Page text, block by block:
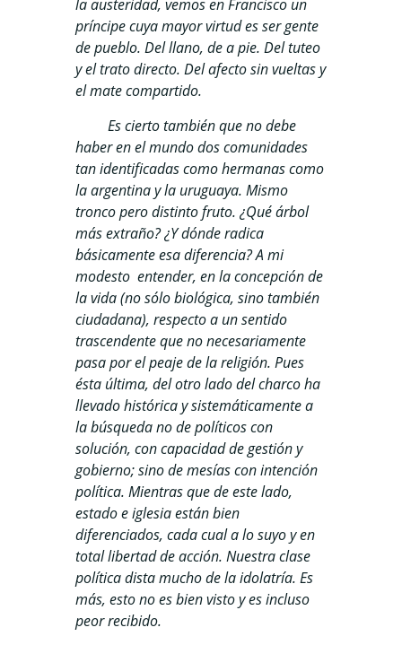
la austeridad, vemos en Francisco un
príncipe cuya mayor virtud es ser gente
de pueblo. Del llano, de a pie. Del tuteo
y el trato directo. Del afecto sin vueltas y
el mate compartido.
Es cierto también que no debe
haber en el mundo dos comunidades
tan identificadas como hermanas como
la argentina y la uruguaya. Mismo
tronco pero distinto fruto. ¿Qué árbol
más extraño? ¿Y dónde radica
básicamente esa diferencia? A mi
modesto entender, en la concepción de
la vida (no sólo biológica, sino también
ciudadana), respecto a un sentido
trascendente que no necesariamente
pasa por el peaje de la religión. Pues
ésta última, del otro lado del charco ha
llevado histórica y sistemáticamente a
la búsqueda no de políticos con
solución, con capacidad de gestión y
gobierno; sino de mesías con intención
política. Mientras que de este lado,
estado e iglesia están bien
diferenciados, cada cual a lo suyo y en
total libertad de acción. Nuestra clase
política dista mucho de la idolatría. Es
más, esto no es bien visto y es incluso
peor recibido.